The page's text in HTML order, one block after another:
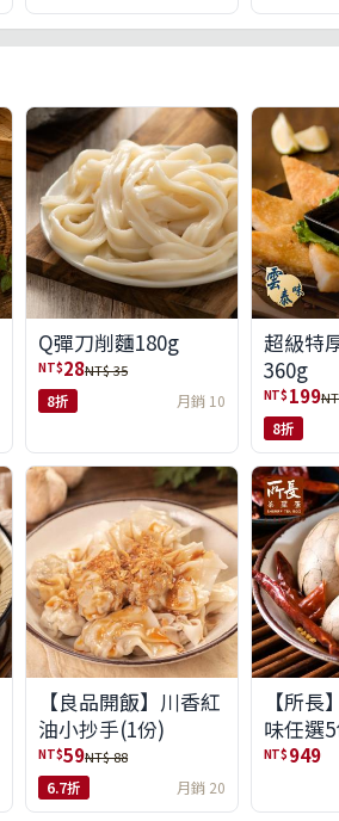
Q彈刀削麵180g
NT$28NT$ 35
8折 月銷 10
超級特
360g
NT$ 199
8折
【良品開飯】川香紅
油小抄手(1份)
NT$59NT$ 88
6.7折 月銷 20
【所
味任選
NT$ 949